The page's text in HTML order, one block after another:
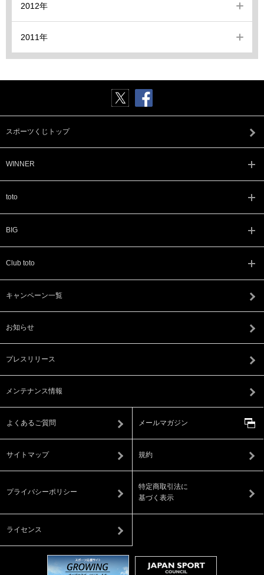
2012年
2011年
スポーツくじトップ
WINNER
toto
BIG
Club toto
キャンペーン一覧
お知らせ
プレスリリース
メンテナンス情報
よくあるご質問 メールマガジン
サイトマップ 規約
プライバシーポリシー
特定商取引法に
基づく表示
ライセンス